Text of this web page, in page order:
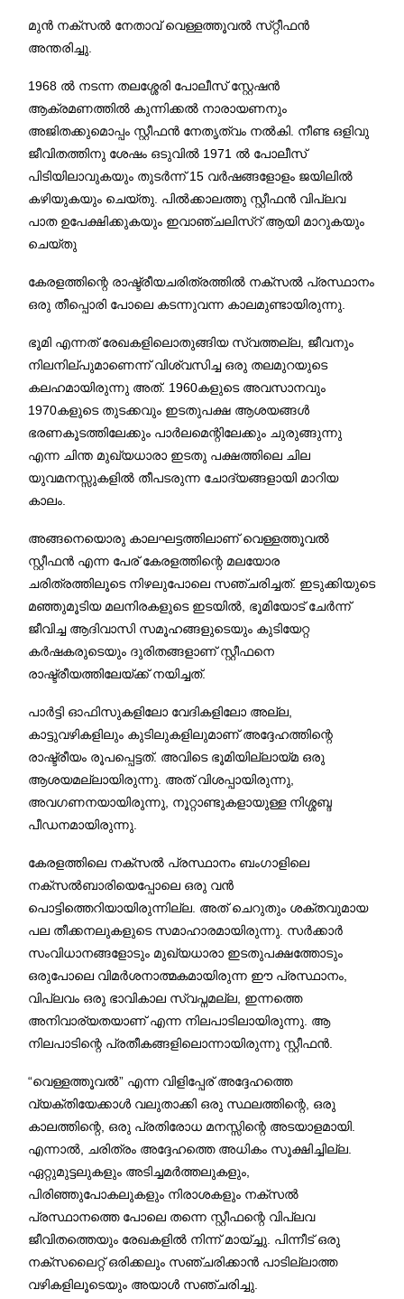
മുൻ നക്സൽ നേതാവ് വെള്ളത്തൂവൽ സ്‌റ്റീഫൻ
അന്തരിച്ചു.
1968 ൽ നടന്ന തലശ്ശേരി പോലീസ് സ്റ്റേഷൻ
ആക്രമണത്തിൽ കുന്നിക്കൽ നാരായണനും
അജിതക്കുമൊപ്പം സ്റ്റീഫൻ നേതൃത്വം നൽകി. നീണ്ട ഒളിവു
ജീവിതത്തിനു ശേഷം ഒടുവിൽ 1971 ൽ പോലീസ്
പിടിയിലാവുകയും തുടർന്ന് 15 വർഷങ്ങളോളം ജയിലിൽ
കഴിയുകയും ചെയ്തു. പിൽക്കാലത്തു സ്റ്റീഫൻ വിപ്ലവ
പാത ഉപേക്ഷിക്കുകയും ഇവാഞ്ചലിസ്റ് ആയി മാറുകയും
ചെയ്തു
കേരളത്തിന്റെ രാഷ്ട്രീയചരിത്രത്തിൽ നക്സൽ പ്രസ്ഥാനം
ഒരു തീപ്പൊരി പോലെ കടന്നുവന്ന കാലമുണ്ടായിരുന്നു.
ഭൂമി എന്നത് രേഖകളിലൊതുങ്ങിയ സ്വത്തല്ല, ജീവനും
നിലനില്പുമാണെന്ന് വിശ്വസിച്ച ഒരു തലമുറയുടെ
കലഹമായിരുന്നു അത്. 1960കളുടെ അവസാനവും
1970കളുടെ തുടക്കവും ഇടതുപക്ഷ ആശയങ്ങൾ
ഭരണകൂടത്തിലേക്കും പാർലമെന്റിലേക്കും ചുരുങ്ങുന്നു
എന്ന ചിന്ത മുഖ്യധാരാ ഇടതു പക്ഷത്തിലെ ചില
യുവമനസ്സുകളിൽ തീപടരുന്ന ചോദ്യങ്ങളായി മാറിയ
കാലം.
അങ്ങനെയൊരു കാലഘട്ടത്തിലാണ് വെള്ളത്തൂവൽ
സ്റ്റീഫൻ എന്ന പേര് കേരളത്തിന്റെ മലയോര
ചരിത്രത്തിലൂടെ നിഴലുപോലെ സഞ്ചരിച്ചത്. ഇടുക്കിയുടെ
മഞ്ഞുമൂടിയ മലനിരകളുടെ ഇടയിൽ, ഭൂമിയോട് ചേർന്ന്
ജീവിച്ച ആദിവാസി സമൂഹങ്ങളുടെയും കുടിയേറ്റ
കർഷകരുടെയും ദുരിതങ്ങളാണ് സ്റ്റീഫനെ
രാഷ്ട്രീയത്തിലേയ്ക്ക് നയിച്ചത്.
പാർട്ടി ഓഫിസുകളിലോ വേദികളിലോ അല്ല,
കാട്ടുവഴികളിലും കുടിലുകളിലുമാണ് അദ്ദേഹത്തിന്റെ
രാഷ്ട്രീയം രൂപപ്പെട്ടത്. അവിടെ ഭൂമിയില്ലായ്മ ഒരു
ആശയമല്ലായിരുന്നു. അത് വിശപ്പായിരുന്നു,
അവഗണനയായിരുന്നു, നൂറ്റാണ്ടുകളായുള്ള നിശ്ശബ്ദ
പീഡനമായിരുന്നു.
കേരളത്തിലെ നക്സൽ പ്രസ്ഥാനം ബംഗാളിലെ
നക്സൽബാരിയെപ്പോലെ ഒരു വൻ
പൊട്ടിത്തെറിയായിരുന്നില്ല. അത് ചെറുതും ശക്തവുമായ
പല തീക്കനലുകളുടെ സമാഹാരമായിരുന്നു. സർക്കാർ
സംവിധാനങ്ങളോടും മുഖ്യധാരാ ഇടതുപക്ഷത്തോടും
ഒരുപോലെ വിമർശനാത്മകമായിരുന്ന ഈ പ്രസ്ഥാനം,
വിപ്ലവം ഒരു ഭാവികാല സ്വപ്നമല്ല, ഇന്നത്തെ
അനിവാര്യതയാണ് എന്ന നിലപാടിലായിരുന്നു. ആ
നിലപാടിന്റെ പ്രതീകങ്ങളിലൊന്നായിരുന്നു സ്റ്റീഫൻ.
“വെള്ളത്തൂവൽ” എന്ന വിളിപ്പേര് അദ്ദേഹത്തെ
വ്യക്തിയേക്കാൾ വലുതാക്കി ഒരു സ്ഥലത്തിന്റെ, ഒരു
കാലത്തിന്റെ, ഒരു പ്രതിരോധ മനസ്സിന്റെ അടയാളമായി.
എന്നാൽ, ചരിത്രം അദ്ദേഹത്തെ അധികം സൂക്ഷിച്ചില്ല.
ഏറ്റുമുട്ടലുകളും അടിച്ചമർത്തലുകളും,
പിരിഞ്ഞുപോകലുകളും നിരാശകളും നക്സൽ
പ്രസ്ഥാനത്തെ പോലെ തന്നെ സ്റ്റീഫന്റെ വിപ്ലവ
ജീവിതത്തെയും രേഖകളിൽ നിന്ന് മായ്ച്ചു. പിന്നീട് ഒരു
നക്സലൈറ്റ് ഒരിക്കലും സഞ്ചരിക്കാൻ പാടില്ലാത്ത
വഴികളിലൂടെയും അയാൾ സഞ്ചരിച്ചു.